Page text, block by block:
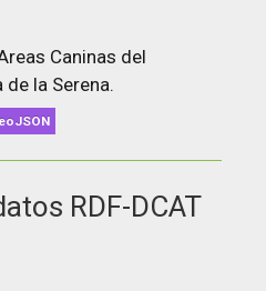
Caninas del
la Serena.
RDF-DCAT